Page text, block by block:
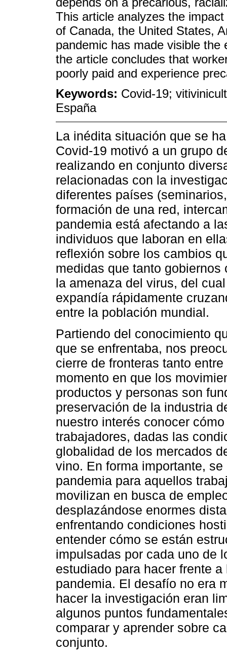
This article analyzes the
of Canada, the United States,
pandemic has made visible
the article concludes that
poorly paid and experience
Keywords: Covid-19;
España
La inédita situación que se
Covid-19 motivó a un grupo
realizando en conjunto
relacionadas con la
diferentes países
formación de una red,
pandemia está afectando a
individuos que laboran en
reflexión sobre los cambios
medidas que tanto
la amenaza del virus, del
expandía rápidamente
entre la población mundial.
Partiendo del conocimiento
que se enfrentaba, nos
cierre de fronteras tanto
momento en que los
productos y personas son
preservación de la industria
nuestro interés conocer
trabajadores, dadas las
globalidad de los mercados
vino. En forma importante,
pandemia para aquellos
movilizan en busca de
desplazándose enormes
enfrentando condiciones
entender cómo se están
impulsadas por cada uno de
estudiado para hacer frente
pandemia. El desafío no era
hacer la investigación eran
algunos puntos
comparar y aprender sobre
conjunto.